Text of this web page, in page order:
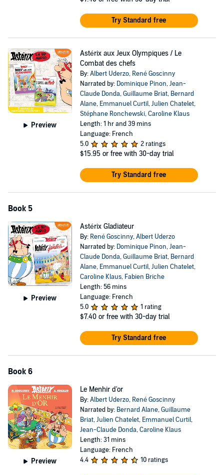
Try Standard free
Preview
Astérix aux Jeux Olympiques / Le
Combat des chefs
By:Albert Uderzo, René Goscinny
Narrated by: Dominique Pinon,Jean-
Claude Donda,Guillaume Briat, Bernard
Alane, Emmanuel Curtil,Julien Chatelet,
Stéphane Ronchewski,Caroline Klaus
Length: 1 hr and 39 mins
Language: French
5.0
2 ratings
$15.95 or free with 30-day trial
Try Standard free
Book 5
Preview
Astérix Gladiateur
By: René Goscinny,Albert Uderzo
Narrated by: Dominique Pinon,Jean-
Claude Donda,Guillaume Briat, Bernard
Alane, Emmanuel Curtil,Julien Chatelet,
Caroline Klaus, Fabien Briche
Length: 56 mins
Language: French
5.0
1 rating
$7.40 or free with 30-day trial
Try Standard free
Book 6
Preview
Le Menhir d'or
By:Albert Uderzo, René Goscinny
Narrated by: Bernard Alane,Guillaume
Briat,Julien Chatelet, Emmanuel Curtil,
Jean-Claude Donda,Caroline Klaus
Length: 31 mins
Language: French
4.4
10 ratings